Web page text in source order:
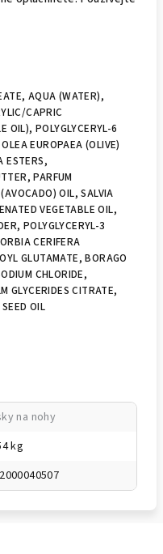
AQUA (WATER),
CAPRIC
OIL), POLYGLYCERYL-6
EUROPAEA (OLIVE)
ESTERS,
PARFUM
OIL, SALVIA
VEGETABLE OIL,
POLYGLYCERYL-3
CERIFERA
GLUTAMATE, BORAGO
CHLORIDE,
GLYCERIDES CITRATE,
OIL
na nohy
kg